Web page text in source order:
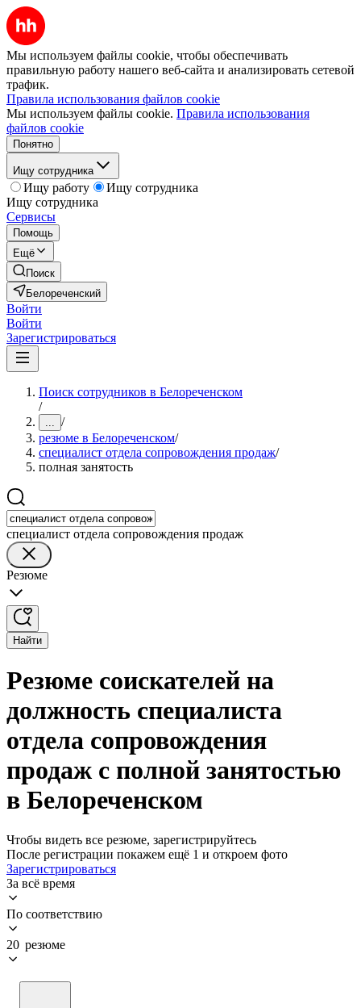
Мы используем файлы cookie, чтобы обеспечивать
правильную работу нашего веб-сайта и анализировать сетевой
трафик.
Правила использования файлов cookie
Мы используем файлы cookie. Правила использования
файлов cookie
Понятно
Ищу сотрудника
Ищу работу
Ищу сотрудника
Ищу сотрудника
Сервисы
Помощь
Ещё
Поиск
Белореченский
Войти
Войти
Зарегистрироваться
Поиск сотрудников в Белореченском
/
... /
резюме в Белореченском/
специалист отдела сопровождения продаж/
полная занятость
специалист отдела сопровождения продаж
Резюме
Найти
Резюме соискателей на
должность специалиста
отдела сопровождения
продаж с полной занятостью
в Белореченском
Чтобы видеть все резюме, зарегистрируйтесь
После регистрации покажем ещё 1 и откроем фото
Зарегистрироваться
За всё время
По соответствию
20 резюме